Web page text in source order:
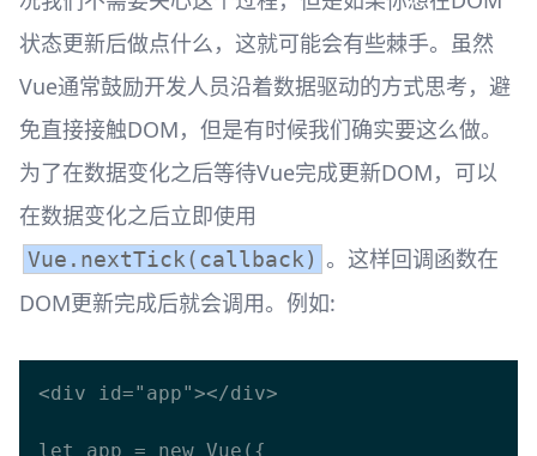
状态更新后做点什么，这就可能会有些棘手。虽然
Vue通常鼓励开发人员沿着数据驱动的方式思考，避
免直接接触DOM，但是有时候我们确实要这么做。
为了在数据变化之后等待Vue完成更新DOM，可以
在数据变化之后立即使用
Vue.nextTick(callback) 。这样回调函数在
DOM更新完成后就会调用。例如:
<div id="app"></div>
let app = new Vue({